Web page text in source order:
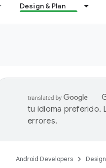
Design & Plan
tu idioma preferido.
errores.
Android Developers